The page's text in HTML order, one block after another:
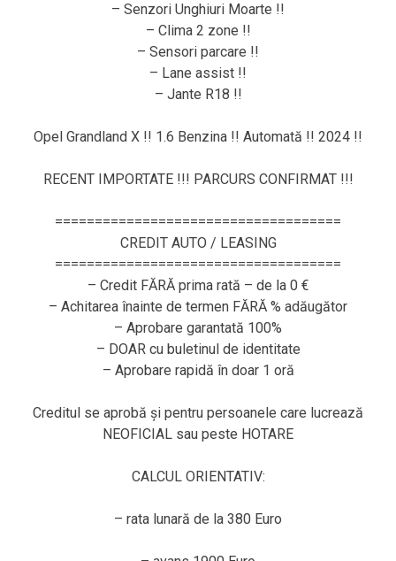
– Senzori Unghiuri Moarte !!
– Clima 2 zone !!
– Sensori parcare !!
– Lane assist !!
– Jante R18 !!
Opel Grandland X !! 1.6 Benzina !! Automată !! 2024 !!
RECENT IMPORTATE !!! PARCURS CONFIRMAT !!!
====================================
CREDIT AUTO / LEASING
====================================
– Credit FĂRĂ prima rată – de la 0 €
– Achitarea înainte de termen FĂRĂ % adăugător
– Aprobare garantată 100%
– DOAR cu buletinul de identitate
– Aprobare rapidă în doar 1 oră
Creditul se aprobă și pentru persoanele care lucrează
NEOFICIAL sau peste HOTARE
CALCUL ORIENTATIV:
– rata lunară de la 380 Euro